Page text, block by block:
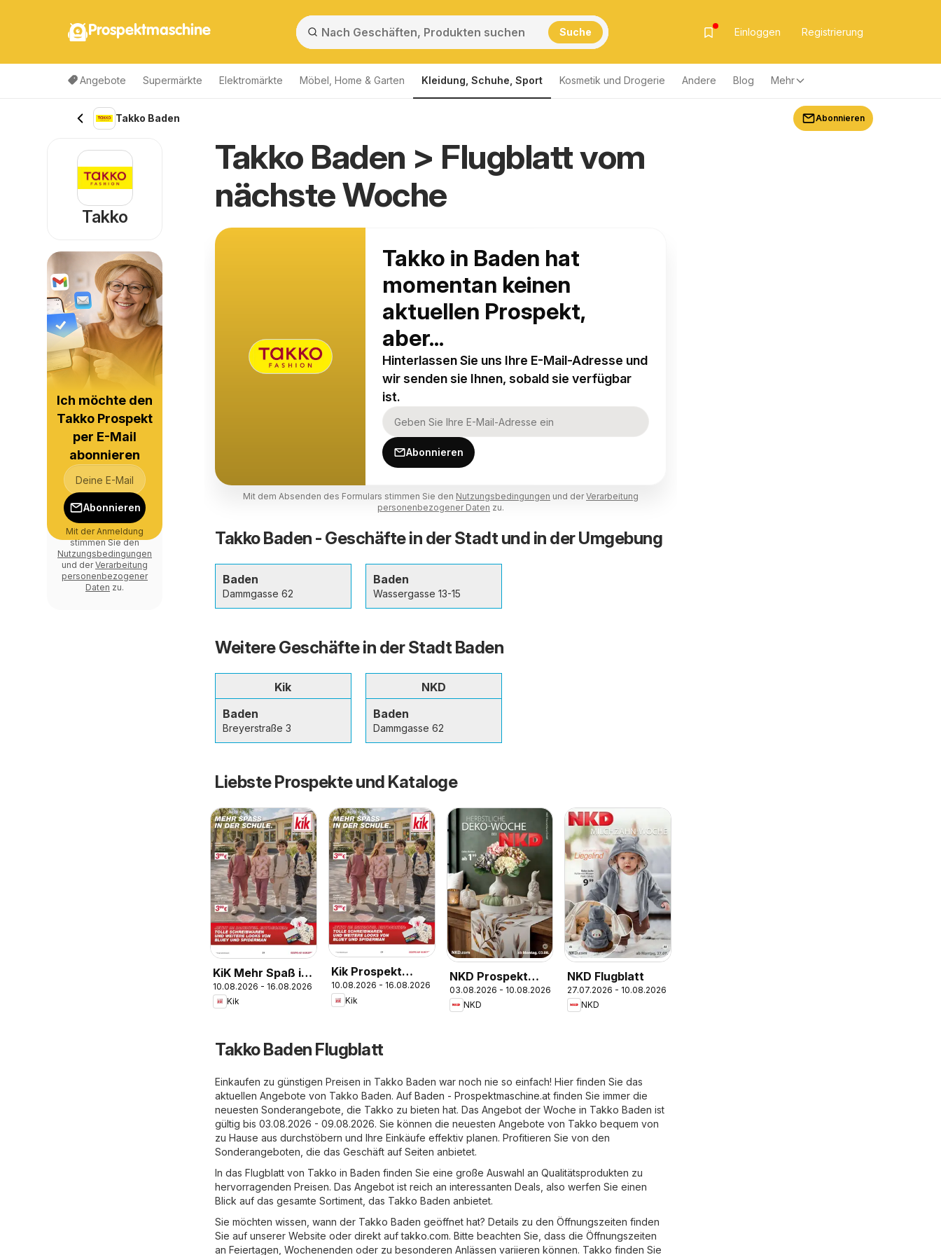
Prospektmaschine Suche Einloggen Registrierung
Angebote Supermärkte Elektromärkte Möbel, Home & Garten Kleidung, Schuhe, Sport Kosmetik und Drogerie Andere Blog Mehr
Takko Baden Abonnieren
Takko Baden > Flugblatt vom
nächste Woche
Takko in Baden hat
momentan keinen
aktuellen Prospekt,
aber...
Hinterlassen Sie uns Ihre E-Mail-Adresse und
wir senden sie Ihnen, sobald sie verfügbar
ist.
Abonnieren
Mit dem Absenden des Formulars stimmen Sie den Nutzungsbedingungen und derVerarbeitung
personenbezogener Daten zu.
Takko Baden - Geschäfte in der Stadt und in der Umgebung
Baden
Dammgasse 62
Baden
Wassergasse 13-15
Weitere Geschäfte in der Stadt Baden
Kik
Baden
Breyerstraße 3
NKD
Baden
Dammgasse 62
Liebste Prospekte und Kataloge
KiK Mehr Spaß in
der Schule
10.08.2026 - 16.08.2026
Kik
Kik Prospekt
aktuell
10.08.2026 - 16.08.2026
Kik
NKD Prospekt
aktuell
03.08.2026 - 10.08.2026
NKD
NKD Flugblatt
27.07.2026 - 10.08.2026
NKD
Takko Baden Flugblatt
Einkaufen zu günstigen Preisen in Takko Baden war noch nie so einfach! Hier finden Sie das
aktuellen Angebote von Takko Baden. Auf Baden - Prospektmaschine.at finden Sie immer die
neuesten Sonderangebote, die Takko zu bieten hat. Das Angebot der Woche in Takko Baden ist
gültig bis 03.08.2026 - 09.08.2026. Sie können die neuesten Angebote von Takko bequem von
zu Hause aus durchstöbern und Ihre Einkäufe effektiv planen. Profitieren Sie von den
Sonderangeboten, die das Geschäft auf Seiten anbietet.
In das Flugblatt von Takko in Baden finden Sie eine große Auswahl an Qualitätsprodukten zu
hervorragenden Preisen. Das Angebot ist reich an interessanten Deals, also werfen Sie einen
Blick auf das gesamte Sortiment, das Takko Baden anbietet.
Sie möchten wissen, wann der Takko Baden geöffnet hat? Details zu den Öffnungszeiten finden
Sie auf unserer Website oder direkt auftakko.com. Bitte beachten Sie, dass die Öffnungszeiten
an Feiertagen, Wochenenden oder zu besonderen Anlässen variieren können. Takko finden Sie
Takko
Ich möchte den
Takko Prospekt
per E-Mail
abonnieren
Abonnieren
Mit der Anmeldung
stimmen Sie den
Nutzungsbedingungen
und derVerarbeitung
personenbezogener
Daten zu.